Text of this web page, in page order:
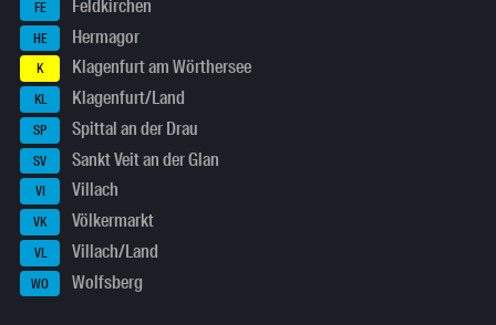
FE Feldkirchen
HE Hermagor
K Klagenfurt am Wörthersee
KL Klagenfurt/Land
SP Spittal an der Drau
SV Sankt Veit an der Glan
VI Villach
VK Völkermarkt
VL Villach/Land
WO Wolfsberg